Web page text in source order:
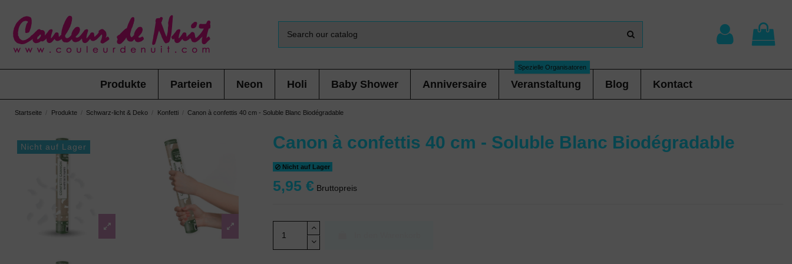
Produkte Parteien Neon Holi Baby Shower Anniversaire Veranstaltung
Spezielle Organisatoren
Blog Kontact
Startseite Produkte Schwarz-licht & Deko Konfetti Canon à confettis 40 cm - Soluble Blanc Biodégradable
Nicht auf Lager Canon à confettis 40 cm - Soluble Blanc Biodégradable
Nicht auf Lager
5,95 € Bruttopreis